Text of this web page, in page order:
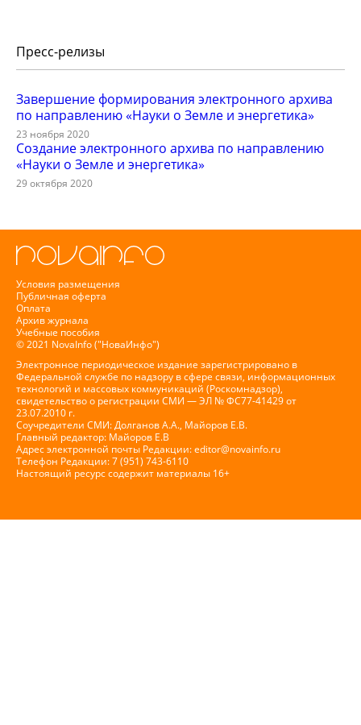
Пресс-релизы
Завершение формирования электронного архива
по направлению «Науки о Земле и энергетика»
23 ноября 2020
Создание электронного архива по направлению
«Науки о Земле и энергетика»
29 октября 2020
Условия размещения
Публичная оферта
Оплата
Архив журнала
Учебные пособия
© 2021 NovaInfo ("НоваИнфо")
Электронное периодическое издание зарегистрировано в
Федеральной службе по надзору в сфере связи, информационных
технологий и массовых коммуникаций (Роскомнадзор),
свидетельство о регистрации СМИ — ЭЛ № ФС77-41429 от
23.07.2010 г.
Соучредители СМИ: Долганов А.А., Майоров Е.В.
Главный редактор: Майоров Е.В
Адрес электронной почты Редакции:editor@novainfo.ru
Телефон Редакции: 7 (951) 743-6110
Настоящий ресурс содержит материалы 16+